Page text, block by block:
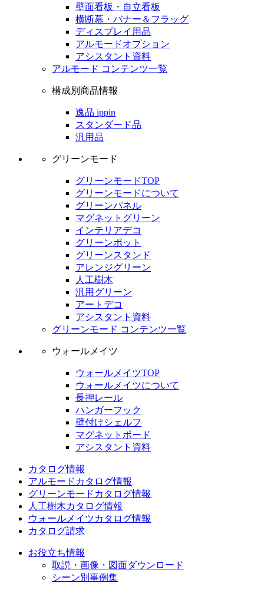
壁面看板・自立看板
横断幕・バナー＆フラッグ
ディスプレイ用品
アルモードオプション
アシスタント資料
アルモード コンテンツ一覧
構成別商品情報
逸品 ippin
スタンダード品
汎用品
グリーンモード
グリーンモードTOP
グリーンモードについて
グリーンパネル
マグネットグリーン
インテリアデコ
グリーンポット
グリーンスタンド
アレンジグリーン
人工樹木
汎用グリーン
アートデコ
アシスタント資料
グリーンモード コンテンツ一覧
ウォールメイツ
ウォールメイツTOP
ウォールメイツについて
長押レール
ハンガーフック
壁付けシェルフ
マグネットボード
アシスタント資料
カタログ情報
アルモードカタログ情報
グリーンモードカタログ情報
人工樹木カタログ情報
ウォールメイツカタログ情報
カタログ請求
お役立ち情報
取説・画像・図面ダウンロード
シーン別事例集